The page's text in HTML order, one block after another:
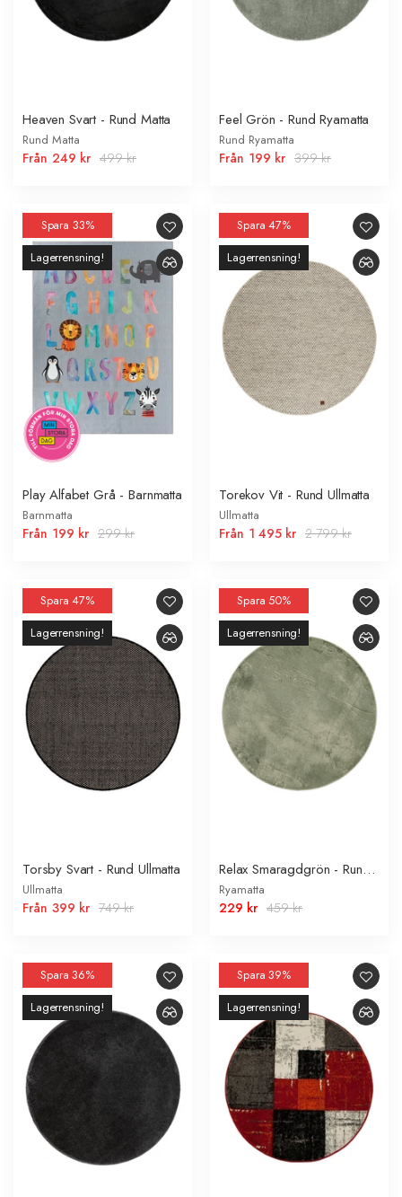
Heaven Svart - Rund Matta
Rund Matta
Från 249 kr 499 kr
Feel Grön - Rund Ryamatta
Rund Ryamatta
Från 199 kr 399 kr
Spara 33%
Lagerrensning!
Play Alfabet Grå - Barnmatta
Barnmatta
Från 199 kr 299 kr
Spara 47%
Lagerrensning!
Torekov Vit - Rund Ullmatta
Ullmatta
Från 1 495 kr 2 799 kr
Spara 47%
Lagerrensning!
Torsby Svart - Rund Ullmatta
Ullmatta
Från 399 kr 749 kr
Spara 50%
Lagerrensning!
Relax Smaragdgrön - Rund
Matta
Ryamatta
229 kr 459 kr
Spara 36%
Lagerrensning!
Spara 39%
Lagerrensning!